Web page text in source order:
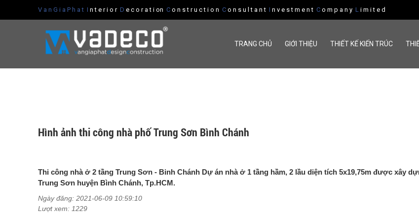
V a n G i a P h a t I n t e r i o r D e c o r a t i on C o n s t r u c t i o n C o n s u l t a n t I n v e s t m e n t C o m p a n y L i m i t e d
TRANG CHỦ GIỚI THIỆU THIẾT KẾ KIẾN TRÚC
Hình ảnh thi công nhà phố Trung Sơn Bình Chánh
Thi công nhà ở 2 tầng Trung Sơn - Binh Chánh Dự án nhà ở 1 tầng hầm, 2 lầu diện tích 5x19,75m được xây
Trung Sơn huyện Bình Chánh, Tp.HCM.
Ngày đăng: 2021-06-09 10:59:10
Lượt xem: 1229